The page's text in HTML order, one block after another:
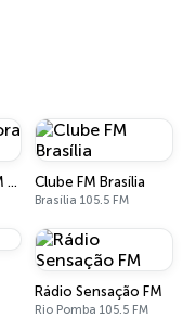
Rádio Difusora FM Manaus Clube FM Brasília
Brasília 105.5 FM
Rádio Sensação FM
Rio Pomba 105.5 FM